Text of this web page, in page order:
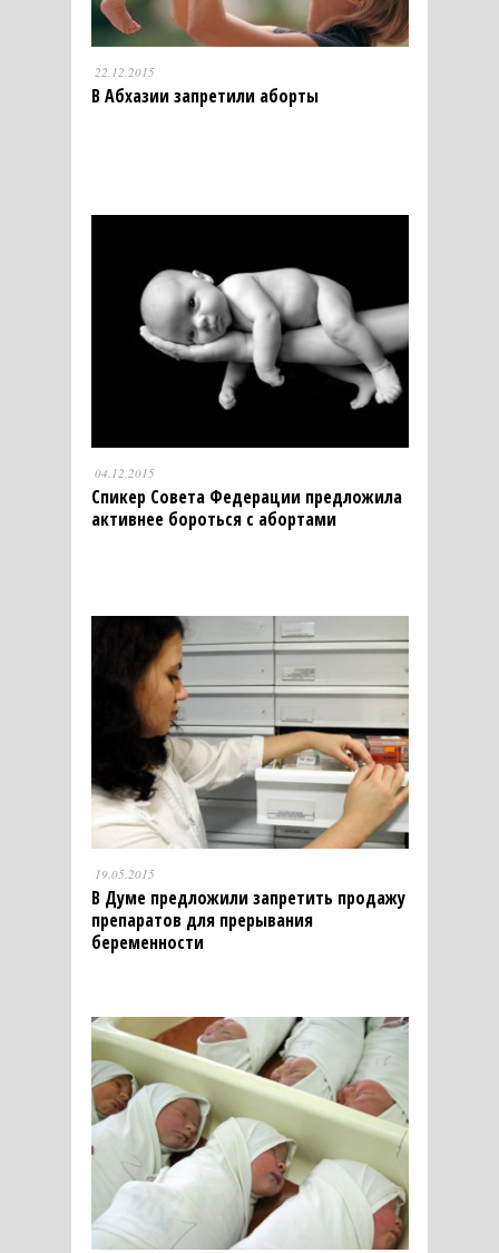
22.12.2015
В Абхазии запретили аборты
04.12.2015
Спикер Совета Федерации предложила
активнее бороться с абортами
19.05.2015
В Думе предложили запретить продажу
препаратов для прерывания
беременности